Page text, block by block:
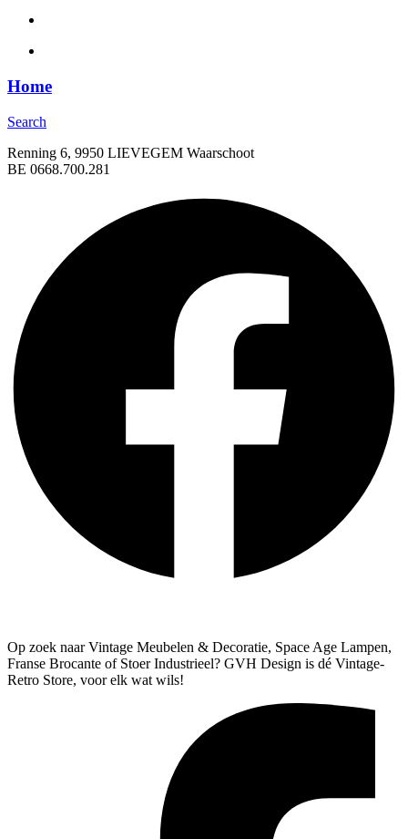
Home
Search
Renning 6, 9950 LIEVEGEM Waarschoot
BE 0668.700.281
Op zoek naar Vintage Meubelen & Decoratie, Space Age Lampen,
Franse Brocante of Stoer Industrieel? GVH Design is dé Vintage-
Retro Store, voor elk wat wils!